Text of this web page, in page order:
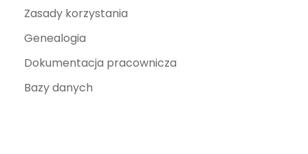
Zasady korzystania
Genealogia
Dokumentacja pracownicza
Bazy danych